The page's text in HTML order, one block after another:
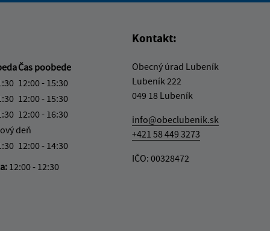
Čas poobede
12:00 - 15:30
12:00 - 15:30
12:00 - 16:30
deň
12:00 - 14:30
12:00 - 12:30
Kontakt:
Obecný úrad Lubeník
Lubeník 222
049 18 Lubeník
info@obeclubenik.sk
+421 58 449 3273
IČO: 00328472